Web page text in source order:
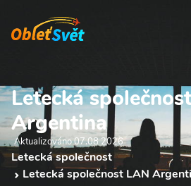
Letecká
Argentina
Aktualizováno 07.08 2026
Letecká společnost
Letecká společnost LAN